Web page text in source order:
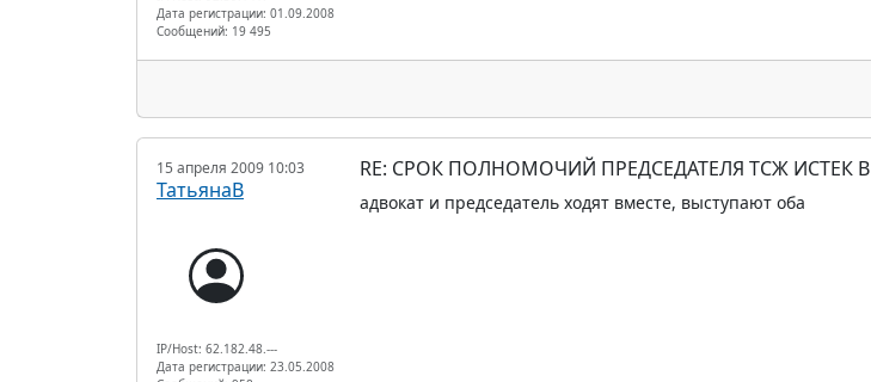
Дата регистрации: 01.09.2008
Сообщений: 19 495
15 апреля 2009 10:03
ТатьянаВ
IP/Host: 62.182.48.---
Дата регистрации: 23.05.2008
RE: СРОК ПОЛНОМОЧИЙ ПРЕДСЕДАТЕЛЯ ТСЖ ИСТЕК
адвокат и председатель ходят вместе, выступают оба